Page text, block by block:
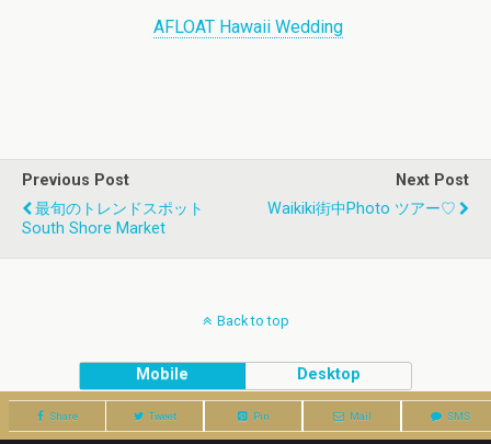
AFLOAT Hawaii Wedding
Previous Post
最旬のトレンドスポット
South Shore Market
Next Post
Waikiki街中Photo ツアー♡
Back to top
Mobile Desktop
Share Tweet Pin Mail SMS